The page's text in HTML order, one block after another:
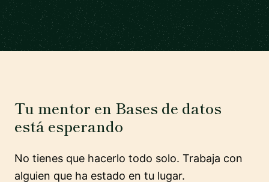
Tu mentor en Bases de datos
está esperando
No tienes que hacerlo todo solo. Trabaja con
alguien que ha estado en tu lugar.